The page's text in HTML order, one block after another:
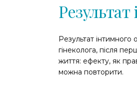
Результат
гінеколога, після
життя: ефекту, як
можна повторити.